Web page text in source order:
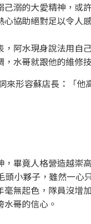
己溺的大愛精神，或
協助絕對足以令人
阿水現身說法用自
水哥就跟他的維修
來形容蘇店長：「他
畢竟人格營造越崇
頭小夥子，雖然一心
毫無起色，隊員沒增
哥的信心。